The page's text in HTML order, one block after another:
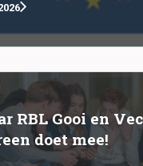
RBL Gooi en
doet mee!